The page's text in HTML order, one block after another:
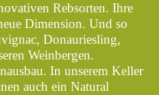
Rebsorten. Ihre
Dimension. Und so
Donauriesling,
Weinbergen.
In unserem Keller
auch ein Natural